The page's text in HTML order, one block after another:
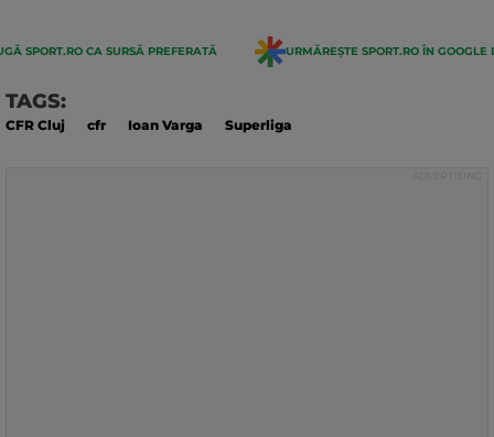
SPORT.RO CA SURSĂ PREFERATĂ URMĂREȘTE SPORT.RO ÎN GOOGLE
TAGS:
CFR Cluj cfr Ioan Varga Superliga